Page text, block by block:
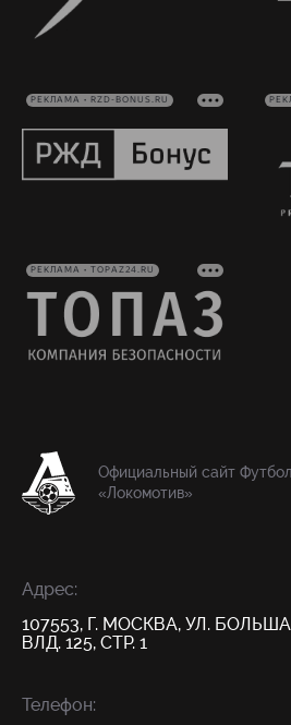
РЕКЛАМА • RZD-BONUS.RU
РЕКЛАМА • TOPAZ24.RU
Официальный сайт
«Локомотив»
Адрес:
107553, Г. МОСКВА, УЛ.
ВЛД. 125, СТР. 1
Телефон: